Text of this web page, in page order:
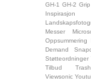
GH-1 GH-2 Grip
Inspirasjon
Messer
Oppsummering
Demand
Støtteordninger
Tilbud
Trash
Viewsonic